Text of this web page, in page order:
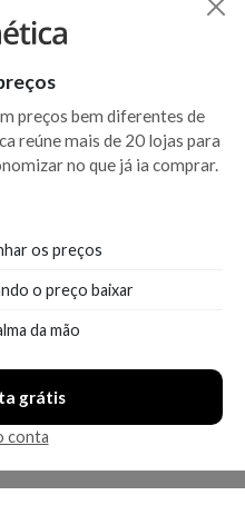
Economize R$ 12,00 (9%)
40ml
A partir de:
R$
111,99
Compare
preços bem diferentes de
reúne mais de 20 lojas para
no que já ia comprar.
os preços
o preço baixar
da mão
grátis
conta